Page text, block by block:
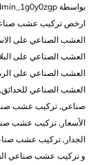
بواسطة
‏ارخص تركيب عشب
العشب الصناعي على
العشب الصناعي على
العشب الصناعي على
العشب الصناعي للحدائق,
صناعي, تركيب عشب
الأسعار , تركيب عشب
الجدار , تركيب عشب
و تركيب عشب صناعي